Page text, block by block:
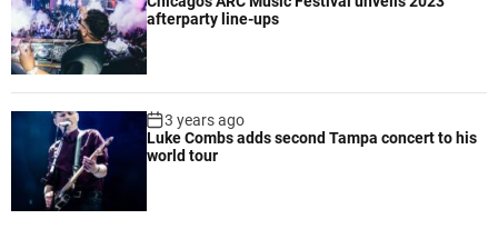
afterparty line-ups
3 years ago
Luke Combs adds second Tampa concert to his
world tour